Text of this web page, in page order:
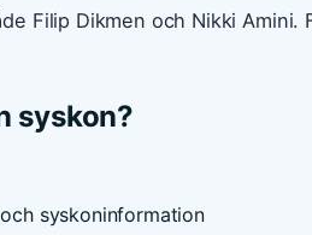
Filip Dikmen och Nikki
syskon?
syskoninformation